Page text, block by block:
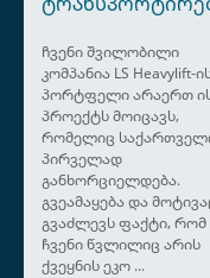
Ჩვენი შვილობილი
კომპანია LS Heavylift-
პორტფელი არაერთ
პროექტს მოიცავს,
რომელიც
პირველად
განხორციელდება.
გვეამაყება და
გვაძლევს ფაქტი, რომ
ჩვენი წვლილიც არის
ქვეყნის ეკო ...